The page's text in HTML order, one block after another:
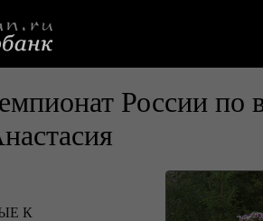
России по
К